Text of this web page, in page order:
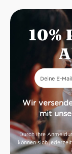
10%
Wir
mit
Durch Ihre
können sich